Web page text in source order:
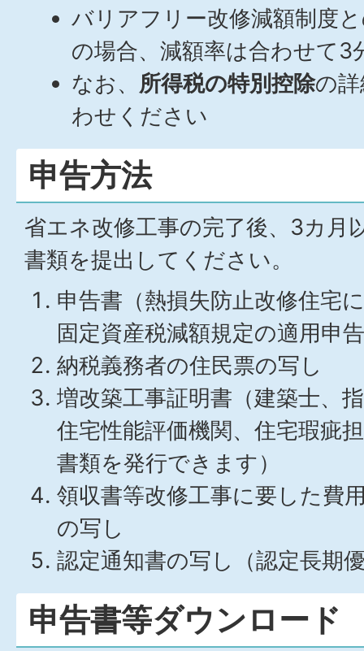
バリアフリー改修減額制度
の場合、減額率は合わせて3
なお、 所得税の特別控除の
わせください
申告方法
省エネ改修工事の完了後、3カ月
書類を提出してください。
申告書（熱損失防止改修住宅
固定資産税減額規定の適用申
納税義務者の住民票の写し
増改築工事証明書（建築士、
住宅性能評価機関、住宅瑕疵
書類を発行できます）
領収書等改修工事に要した費
の写し
認定通知書の写し（認定長期
申告書等ダウンロード